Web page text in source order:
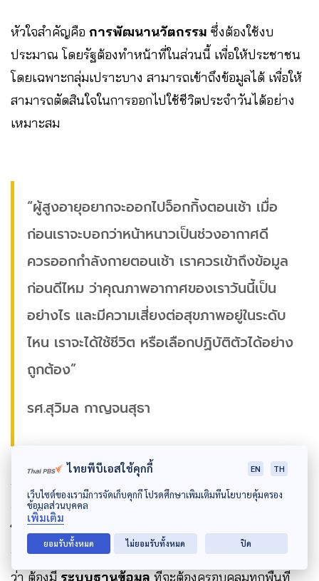
หัวใจสำคัญคือ การพัฒนานวัตกรรม ซึ่งต้องใช้งบ
ประมาณ โดยรัฐต้องทำหน้าที่ในส่วนนี้ เพื่อให้ประชาชน
โดยเฉพาะกลุ่มเปราะบาง สามารถเข้าถึงข้อมูลได้ เพื่อให้
สามารถตัดสินใจในการออกไปใช้ชีวิตประจำวันได้อย่าง
เหมาะสม
“ผู้สูงอายุอยากจะออกไปจ็อกกิ้งตอนเช้า เมื่อ
ก่อนเราจะบอกว่าหน้าหนาวเป็นช่วงอากาศดี
ควรออกกำลังกายตอนเช้า เราควรเข้าถึงข้อมูล
ก่อนดีไหม ว่าคุณภาพอากาศของเราวันนี้เป็น
อย่างไร และมีความเสี่ยงต่อสุขภาพอยู่ในระดับ
ไหน เราจะได้ใช้ชีวิต หรือเลือกปฏิบัติตัวได้อย่าง
ถูกต้อง”
รศ.สุวิมล กาญจนสุธา
นอกจากดัชนีชี้วัดคุณภาพอากาศ ยังมีมาตรฐานคุณภาพ
อากาศ การเฝ้าระวัง และการแจ้งเตือน ซึ่ง
โคตรภูเขียวผู้อำนวยการศูนย์วิจัยทางกฎหมายและการ
บริการวิชาการ คณะนิติศาสตร์ มหาวิทยาลัยขอนแก่น ย้ำ
ว่า ต้องมีระบบฐานข้อมูลที่จะต้องครอบคลุมทุกพื้นที่
ไทยพีบีเอสใช้คุกกี้ EN TH
เว็บไซต์ของเรามีการจัดเก็บคุกกี้ โปรดศึกษาเพิ่มเติมที่นโยบายคุ้มครอง
ข้อมูลส่วนบุคคล
เพิ่มเติม
ยอมรับทั้งหมด ไม่ยอมรับทั้งหมด ปิด